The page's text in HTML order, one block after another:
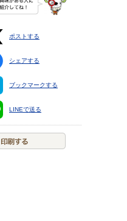
ポストする
シェアする
ブックマークする
LINEで送る